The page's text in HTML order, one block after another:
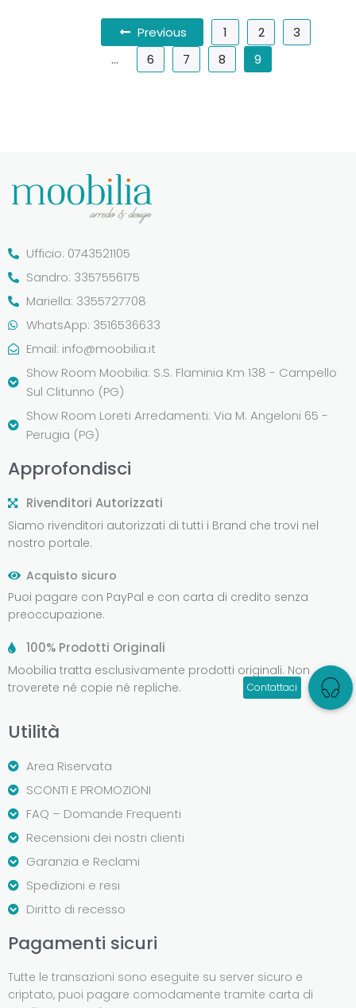
Previous 1 2
3
…
6 7 8 9
Ufficio: 0743521105
Sandro: 3357556175
Mariella: 3355727708
WhatsApp: 3516536633
Email: info@moobilia.it
Show Room Moobilia: S.S. Flaminia Km 138 - Campello
Sul Clitunno (PG)
Show Room Loreti Arredamenti: Via M. Angeloni 65 -
Perugia (PG)
Approfondisci
Rivenditori Autorizzati
Siamo rivenditori autorizzati di tutti i Brand che trovi nel
nostro portale.
Acquisto sicuro
Puoi pagare con PayPal e con carta di credito senza
preoccupazione.
100% Prodotti Originali
Moobilia tratta esclusivamente prodotti originali. Non
troverete né copie né repliche.
Utilità
Area Riservata
SCONTI E PROMOZIONI
FAQ – Domande Frequenti
Recensioni dei nostri clienti
Garanzia e Reclami
Spedizioni e resi
Diritto di recesso
Pagamenti sicuri
Tutte le transazioni sono eseguite su server sicuro e
criptato, puoi pagare comodamente tramite carta di